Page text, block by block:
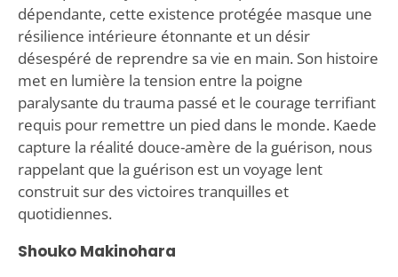
dépendante, cette existence protégée masque une
résilience intérieure étonnante et un désir
désespéré de reprendre sa vie en main. Son histoire
met en lumière la tension entre la poigne
paralysante du trauma passé et le courage terrifiant
requis pour remettre un pied dans le monde. Kaede
capture la réalité douce-amère de la guérison, nous
rappelant que la guérison est un voyage lent
construit sur des victoires tranquilles et
quotidiennes.
Shouko Makinohara